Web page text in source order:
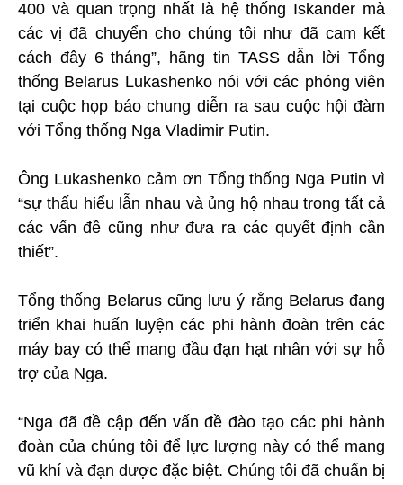
400 và quan trọng nhất là hệ thống Iskander mà
các vị đã chuyển cho chúng tôi như đã cam kết
cách đây 6 tháng”, hãng tin TASS dẫn lời Tổng
thống Belarus Lukashenko nói với các phóng viên
tại cuộc họp báo chung diễn ra sau cuộc hội đàm
với Tổng thống Nga Vladimir Putin.
Ông Lukashenko cảm ơn Tổng thống Nga Putin vì
“sự thấu hiểu lẫn nhau và ủng hộ nhau trong tất cả
các vấn đề cũng như đưa ra các quyết định cần
thiết”.
Tổng thống Belarus cũng lưu ý rằng Belarus đang
triển khai huấn luyện các phi hành đoàn trên các
máy bay có thể mang đầu đạn hạt nhân với sự hỗ
trợ của Nga.
“Nga đã đề cập đến vấn đề đào tạo các phi hành
đoàn của chúng tôi để lực lượng này có thể mang
vũ khí và đạn dược đặc biệt. Chúng tôi đã chuẩn bị